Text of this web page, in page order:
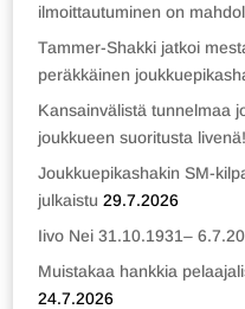
ilmoittautuminen on
Tammer-Shakki jatkoi
peräkkäinen
Kansainvälistä tunnelmaa
joukkueen suoritusta livenä!
Joukkuepikashakin SM-
julkaistu 29.7.2026
Iivo Nei 31.10.1931–
Muistakaa hankkia
24.7.2026